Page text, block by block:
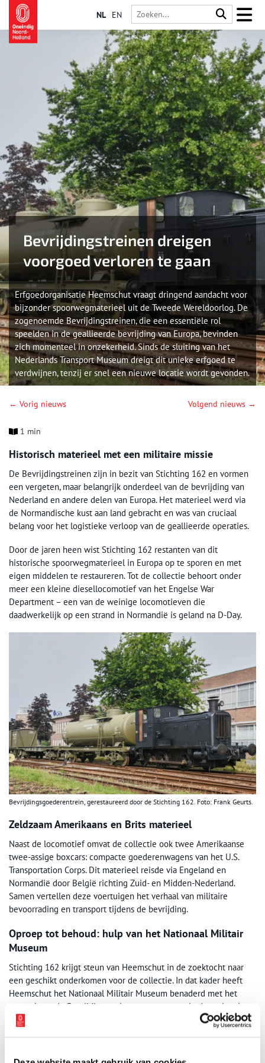
NL EN
Bevrijdingstreinen dreigen
voorgoed verloren te gaan
Erfgoedorganisatie Heemschut vraagt dringend aandacht voor
bijzonder spoorwegmaterieel uit de Tweede Wereldoorlog. De
zogenoemde Bevrijdingstreinen, die een essentiële rol
speelden in de geallieerde bevrijding van Europa, bevinden
zich momenteel in onzekerheid. Sinds de sluiting van het
Nederlands Transport Museum dreigt dit unieke erfgoed te
verdwijnen, tenzij er snel een nieuwe locatie wordt gevonden.
← Vorig nieuws Volgend nieuws →
1 min
Historisch materieel met een militaire missie
De Bevrijdingstreinen zijn in bezit van Stichting 162 en vormen
een vergeten, maar belangrijk onderdeel van de bevrijding van
Nederland en andere delen van Europa. Het materieel werd via
de Normandische kust aan land gebracht en was van cruciaal
belang voor het logistieke verloop van de geallieerde operaties.
Door de jaren heen wist Stichting 162 restanten van dit
historische spoorwegmaterieel in Europa op te sporen en met
eigen middelen te restaureren. Tot de collectie behoort onder
meer een kleine diesellocomotief van het Engelse War
Department – een van de weinige locomotieven die
daadwerkelijk op een strand in Normandië is geland na D-Day.
Bevrijdingsgoederentrein, gerestaureerd door de Stichting 162. Foto: Frank Geurts.
Zeldzaam Amerikaans en Brits materieel
Naast de locomotief omvat de collectie ook twee Amerikaanse
twee-assige boxcars: compacte goederenwagens van het U.S.
Transportation Corps. Dit materieel reisde via Engeland en
Normandië door België richting Zuid- en Midden-Nederland.
Samen vertellen deze voertuigen het verhaal van militaire
bevoorrading en transport tijdens de bevrijding.
Oproep tot behoud: hulp van het Nationaal Militair
Museum
Stichting 162 krijgt steun van Heemschut in de zoektocht naar
een geschikt onderkomen voor de collectie. In dat kader heeft
Heemschut het Nationaal Militair Museum benaderd met het
verzoek om de Bevrijdingstreinen op te nemen in de nationale
collectie. In dit jubileumjaar van 80 jaar bevrijding zou het
verdwijnen van dit erfgoed een onherstelbaar verlies zijn.
Bron: De Erfgoedstem